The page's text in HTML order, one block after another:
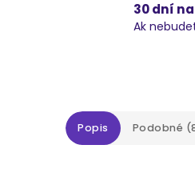
30 dní
Ak
Popis Podobné